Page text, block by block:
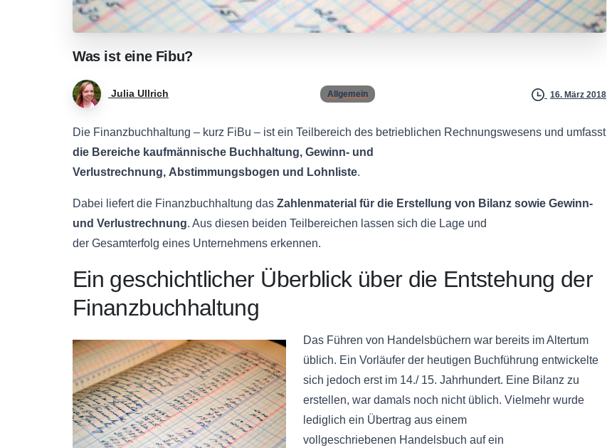
Was ist eine Fibu?
Julia Ullrich Allgemein 16. März 2018
Die Finanzbuchhaltung – kurz FiBu – ist ein Teilbereich des betrieblichen Rechnungswesens und umfasst
die Bereiche kaufmännische Buchhaltung, Gewinn- und
Verlustrechnung, Abstimmungsbogen und Lohnliste.
Dabei liefert die Finanzbuchhaltung das Zahlenmaterial für die Erstellung von Bilanz sowie Gewinn-
und Verlustrechnung. Aus diesen beiden Teilbereichen lassen sich die Lage und
der Gesamterfolg eines Unternehmens erkennen.
Ein geschichtlicher Überblick über die Entstehung der
Finanzbuchhaltung
Das Führen von Handelsbüchern war bereits im Altertum
üblich. Ein Vorläufer der heutigen Buchführung entwickelte
sich jedoch erst im 14./ 15. Jahrhundert. Eine Bilanz zu
erstellen, war damals noch nicht üblich. Vielmehr wurde
lediglich ein Übertrag aus einem
vollgeschriebenen Handelsbuch auf ein